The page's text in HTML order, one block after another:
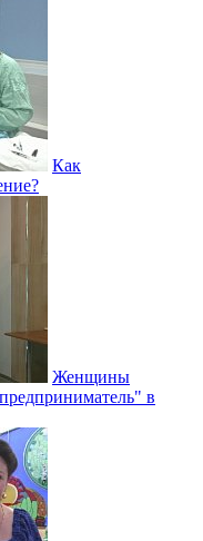
Как
Женщины
в